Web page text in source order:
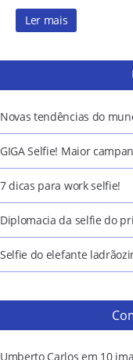
Ler mais
Novas tendências do
GIGA Selfie! Maior
7 dicas para work selfie!
Diplomacia da selfie do
Selfie do elefante
Umberto Carlos em 10